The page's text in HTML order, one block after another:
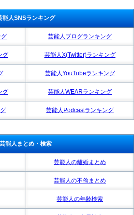
能人SNSランキング
芸能人ブログランキング
グ 芸能人X(Twitter)ランキング
芸能人YouTubeランキング
グ 芸能人WEARランキング
芸能人Podcastランキング
芸能人まとめ・検索
芸能人の離婚まとめ
芸能人の不倫まとめ
芸能人の年齢検索